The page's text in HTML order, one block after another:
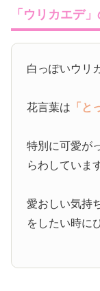
「ウリカエデ
白っぽいウリ
花言葉は 「と
特別に可愛が
らわしていま
愛おしい気持
をしたい時に